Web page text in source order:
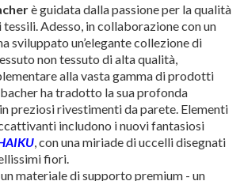
è guidata dalla passione per la qualità
Adesso, in collaborazione con un
sviluppato un’elegante collezione di
non tessuto di alta qualità,
alla vasta gamma di prodotti
ha tradotto la sua profonda
preziosi rivestimenti da parete. Elementi
includono i nuovi fantasiosi
, con una miriade di uccelli disegnati
fiori.
materiale di supporto premium - un